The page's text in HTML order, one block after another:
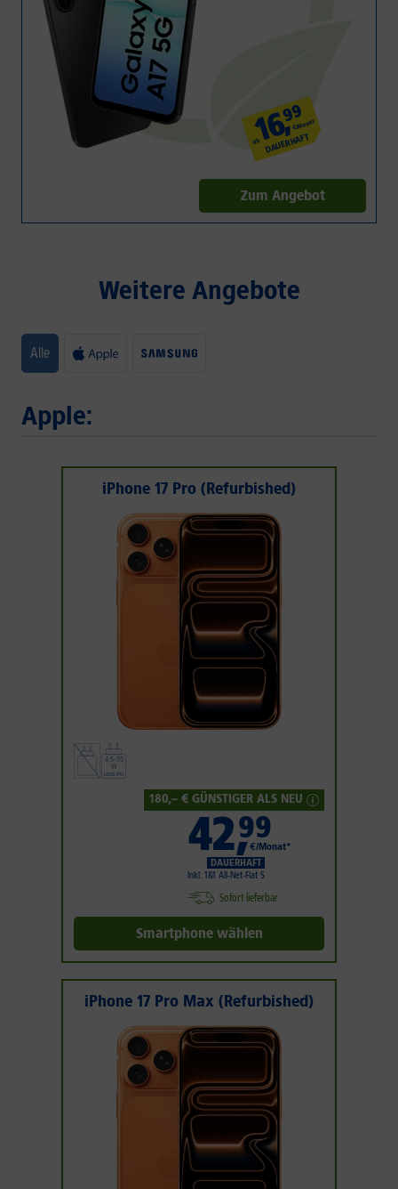
ab
16
,
99€/Monat
DAUERHAFT
Zum Angebot
Weitere Angebote
Alle
Apple:
iPhone 17 Pro (Refurbished)
180,– € GÜNSTIGER ALS NEU
42,99
€/Monat*
DAUERHAFT
Inkl. 1&1 All-Net-Flat S
Sofort lieferbar
Smartphone wählen
iPhone 17 Pro Max (Refurbished)